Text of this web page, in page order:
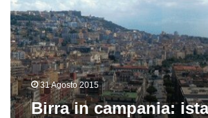
del
fermento
birrario
31 Agosto 2015
Birra in campania: